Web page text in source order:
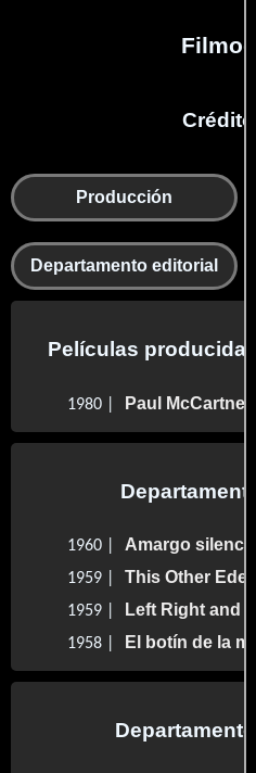
Producción
Departamento editorial
Películas
1980 | Paul
1960 | Amargo silencio
1959 | This Other Eden
1959 | Left Right and
1958 | El botín de la